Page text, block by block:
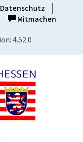
Datenschutz
Mitmachen
4.52.0